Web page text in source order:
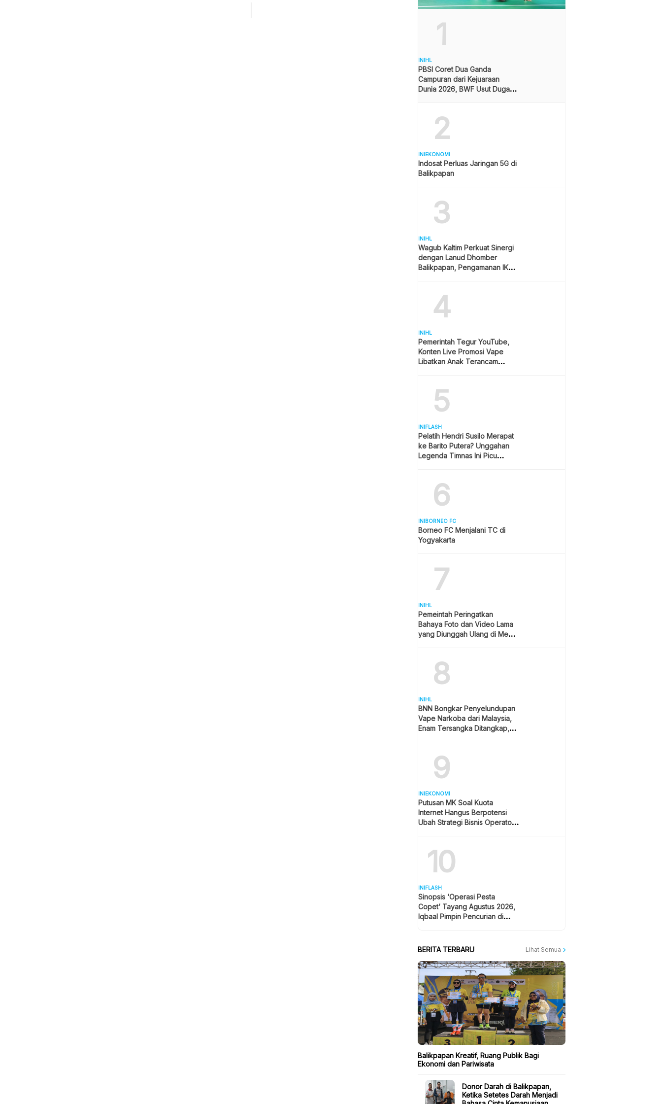
1
INIHL
PBSI Coret Dua Ganda
Campuran dari Kejuaraan
Dunia 2026, BWF Usut Dugaan
2
INIEKONOMI
Indosat Perluas Jaringan 5G di
Balikpapan
3
INIHL
Wagub Kaltim Perkuat Sinergi
dengan Lanud Dhomber
Balikpapan, Pengamanan IKN
4
INIHL
Pemerintah Tegur YouTube,
Konten Live Promosi Vape
Libatkan Anak Terancam
5
INIFLASH
Pelatih Hendri Susilo Merapat
ke Barito Putera? Unggahan
Legenda Timnas Ini Picu
6
INIBORNEO FC
Borneo FC Menjalani TC di
Yogyakarta
7
INIHL
Pemeintah Peringatkan
Bahaya Foto dan Video Lama
yang Diunggah Ulang di Media
8
INIHL
BNN Bongkar Penyelundupan
Vape Narkoba dari Malaysia,
Enam Tersangka Ditangkap,
9
INIEKONOMI
Putusan MK Soal Kuota
Internet Hangus Berpotensi
Ubah Strategi Bisnis Operator
10
INIFLASH
Sinopsis ‘Operasi Pesta
Copet’ Tayang Agustus 2026,
Iqbaal Pimpin Pencurian di
BERITA TERBARU Lihat Semua
Balikpapan Kreatif, Ruang Publik Bagi
Ekonomi dan Pariwisata
Donor Darah di Balikpapan,
Ketika Setetes Darah Menjadi